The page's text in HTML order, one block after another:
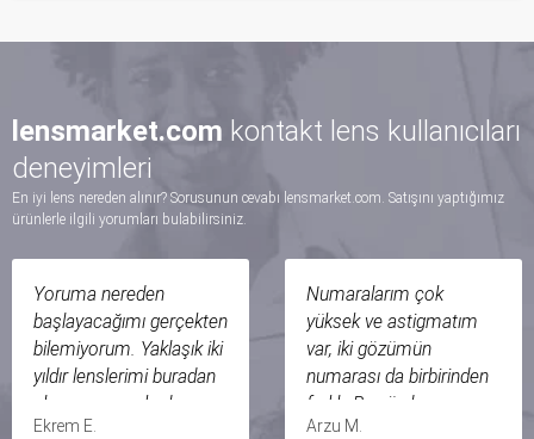
lensmarket.com kontakt lens kullanıcıları
deneyimleri
En iyi lens nereden alınır? Sorusunun cevabı lensmarket.com. Satışını yaptığımız
ürünlerle ilgili yorumları bulabilirsiniz.
Numaralarım çok
yüksek ve astigmatım
var, iki gözümün
numarası da birbirinden
farklı. Bu yüzden
herhangi bir optiğe
Arzu M.
ilk olarak müşteri olarak
çok çok memnun
olduğum fakat lens
market müşteri
hizmetlerini resmen
bezdirdiğim bir alış veriş
Gül D.